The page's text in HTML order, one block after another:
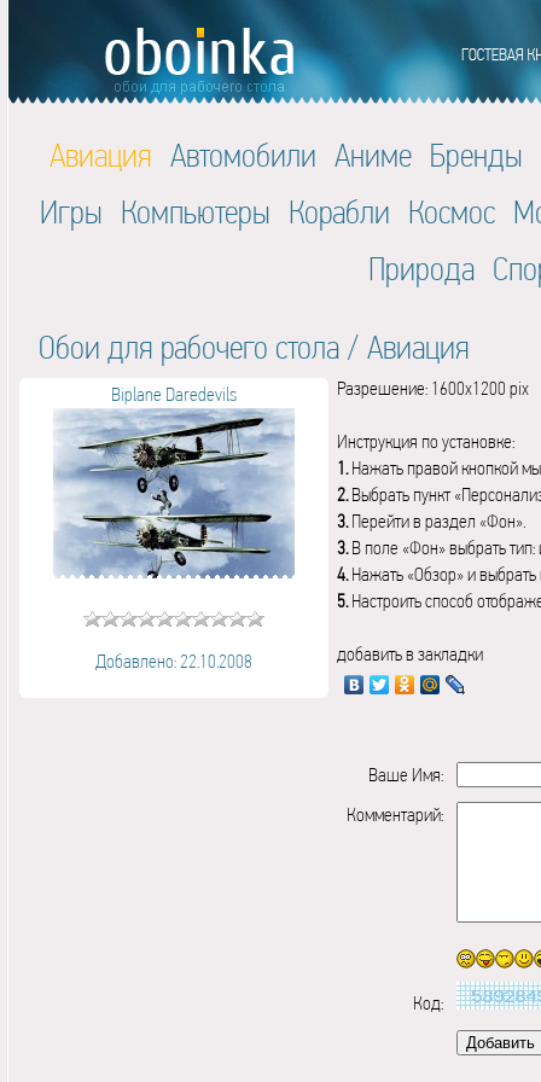
Авиация Автомобили Аниме Бренды
Игры Компьютеры Корабли Космос
Природа
Обои для рабочего стола / Авиация
Biplane Daredevils
Добавлено: 22.10.2008
Разрешение: 1600x1200 pix
Инструкция по установке:
1.Нажать правой кнопкой
2.Выбрать пункт
3.Перейти в раздел «Фон».
3.В поле «Фон» выбрать
4.Нажать «Обзор» и выбрать
5.Настроить способ
добавить в закладки
Ваше Имя:
Комментарий:
Код: